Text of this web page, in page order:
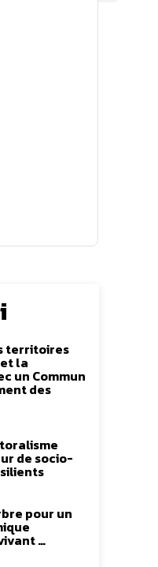
territoires
la
un Commun
des
de socio-
pour un
…